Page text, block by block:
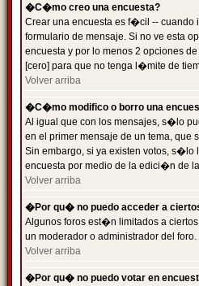
�C�mo creo una encuesta?
Crear una encuesta es f�cil --
formulario de mensaje. Si no ve esta
encuesta y por lo menos 2 opciones
[cero] para que no tenga l�mite de
Volver arriba
�C�mo modifico o borro una
Al igual que con los mensajes, s�lo
en el primer mensaje de un tema, que
Sin embargo, si ya existen votos, s�lo
encuesta por medio de la edici�n de
Volver arriba
�Por qu� no puedo acceder a
Algunos foros est�n limitados a
un moderador o administrador del foro.
Volver arriba
�Por qu� no puedo votar en